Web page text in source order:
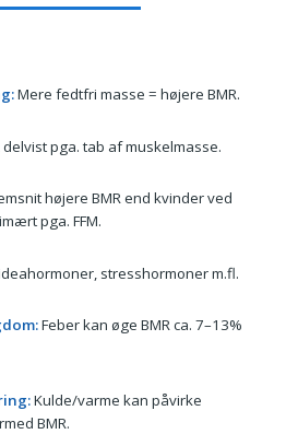
Mere fedtfri masse = højere BMR.
pga. tab af muskelmasse.
højere BMR end kvinder ved
pga. FFM.
stresshormoner m.fl.
Feber kan øge BMR ca. 7–13%
Kulde/varme kan påvirke
BMR.